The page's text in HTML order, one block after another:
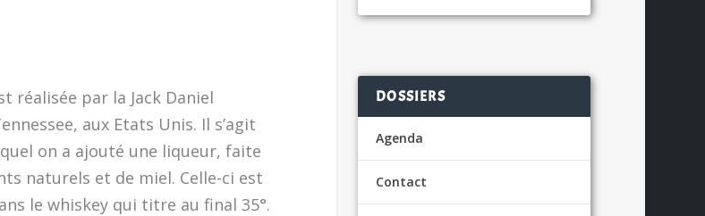
réalisée par la Jack Daniel
aux Etats Unis. Il s’agit
on a ajouté une liqueur, faite
naturels et de miel. Celle-ci est
le whiskey qui titre au final 35°.
DOSSIERS
Agenda
Contact